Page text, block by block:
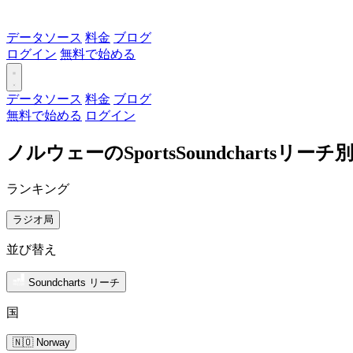
データソース 料金 ブログ
ログイン 無料で始める
データソース 料金 ブログ
無料で始める ログイン
ノルウェーのSportsSoundchartsリーチ
ランキング
ラジオ局
並び替え
Soundcharts リーチ
国
🇳🇴 Norway